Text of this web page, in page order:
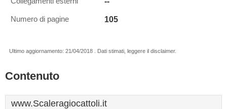
Numero di pagine 105
Ultimo aggiornamento: 21/04/2018 . Dati stimati, leggere il disclaimer.
Contenuto
www.Scaleragiocattoli.it